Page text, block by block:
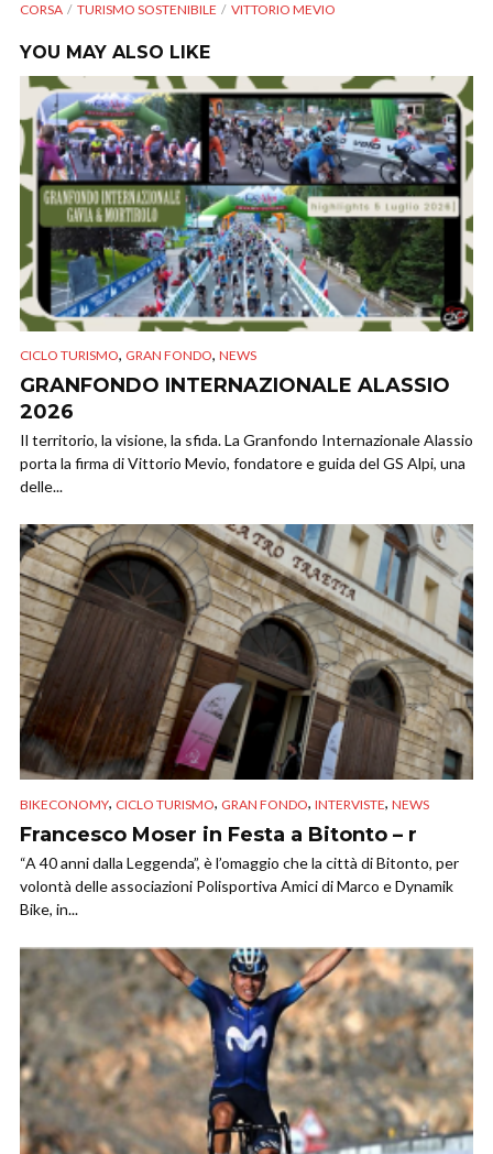
CORSA
TURISMO SOSTENIBILE VITTORIO MEVIO
YOU MAY ALSO LIKE
CICLO TURISMO, GRAN FONDO, NEWS
GRANFONDO INTERNAZIONALE ALASSIO
2026
Il territorio, la visione, la sfida. La Granfondo Internazionale Alassio
porta la firma di Vittorio Mevio, fondatore e guida del GS Alpi, una
delle...
BIKECONOMY, CICLO TURISMO, GRAN FONDO, INTERVISTE, NEWS
Francesco Moser in Festa a Bitonto – r
“A 40 anni dalla Leggenda”, è l’omaggio che la città di Bitonto, per
volontà delle associazioni Polisportiva Amici di Marco e Dynamik
Bike, in...